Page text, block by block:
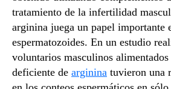
tratamiento de la infertilidad
arginina juega un papel importante
espermatozoides. En un estudio
voluntarios masculinos
deficiente de arginina tuvieron una